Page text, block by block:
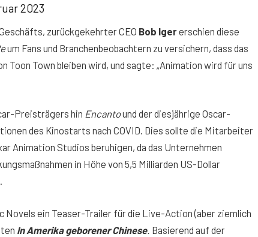
2023
zurückgekehrter CEO Bob Igererschien diese
um Fans und Branchenbeobachtern zu versichern, dass das
Toon Town bleiben wird, und sagte: „Animation wird für uns
Preisträgers hin Encantound der diesjährige Oscar-
des Kinostarts nach COVID. Dies sollte die Mitarbeiter
Animation Studios beruhigen, da das Unternehmen
in Höhe von 5,5 Milliarden US-Dollar
Novels ein Teaser-Trailer für die Live-Action (aber ziemlich
In Amerika geborener Chinese. Basierend auf der